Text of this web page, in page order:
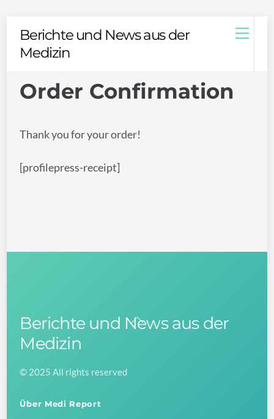
Berichte und News aus der
Medizin
Order Confirmation
Thank you for your order!
[profilepress-receipt]
Back
Berichte und News aus der
Medizin
© 2025 All rights reserved
Über Medi Report